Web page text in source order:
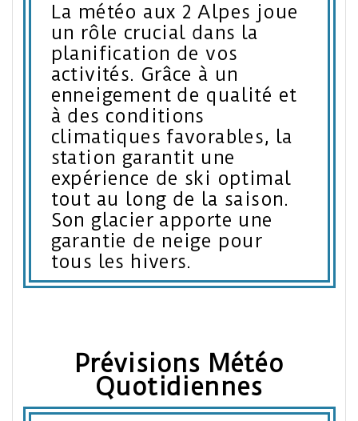
La météo aux 2 Alpes joue
un rôle crucial dans la
planification de vos
activités. Grâce à un
enneigement de qualité et
à des conditions
climatiques favorables, la
station garantit une
expérience de ski optimal
tout au long de la saison.
Son glacier apporte une
garantie de neige pour
tous les hivers.
Prévisions Météo
Quotidiennes